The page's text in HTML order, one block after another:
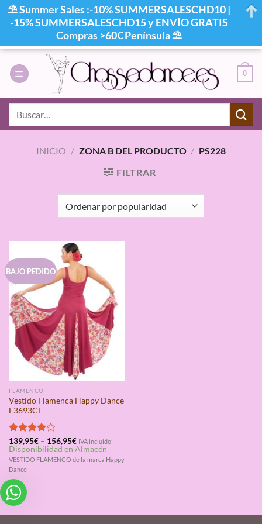
contenido
0
INICIO / ZONA B DEL PRODUCTO / PS228
FILTRAR
BAJO PEDIDO
FLAMENCO
Vestido Flamenca Happy Dance
E3693CE
Valorado
con4.00
de 5
139,95€– 156,95€ IVA incluido
Disponibilidad en Almacén
VESTIDO FLAMENCO de la marca Happy
Dance
⛱ Summer Sales :-10% SUMMERSALESCHD10 |
-15% SUMMERSALESCHD15 y ENVÍO GRATIS
Compras >60€ Península ⛱